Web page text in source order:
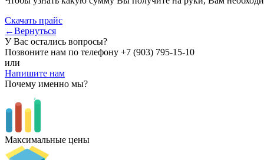
Скачать прайс
←Вернуться
У Вас остались вопросы?
Позвоните нам по телефону +7 (903) 795-15-10
или
Напишите нам
Почему именно мы?
Максимальные цены